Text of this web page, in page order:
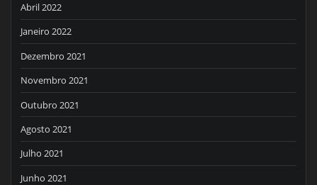
Abril 2022
Janeiro 2022
Dezembro 2021
Novembro 2021
Outubro 2021
Agosto 2021
Julho 2021
Junho 2021